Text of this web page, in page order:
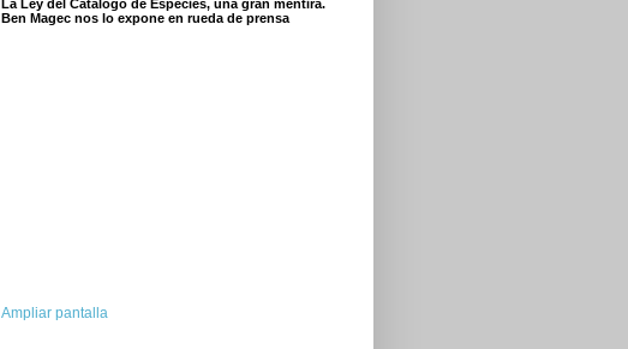
La Ley del Catálogo de Especies, una gran mentira.
Ben Magec nos lo expone en rueda de prensa
Ampliar pantalla